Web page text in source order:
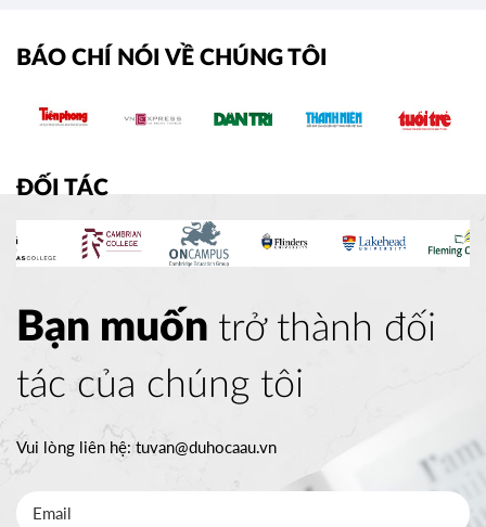
BÁO CHÍ NÓI VỀ CHÚNG TÔI
ĐỐI TÁC
Bạn muốn trở thành đối
tác của chúng tôi
Vui lòng liên hệ:tuvan@duhocaau.vn